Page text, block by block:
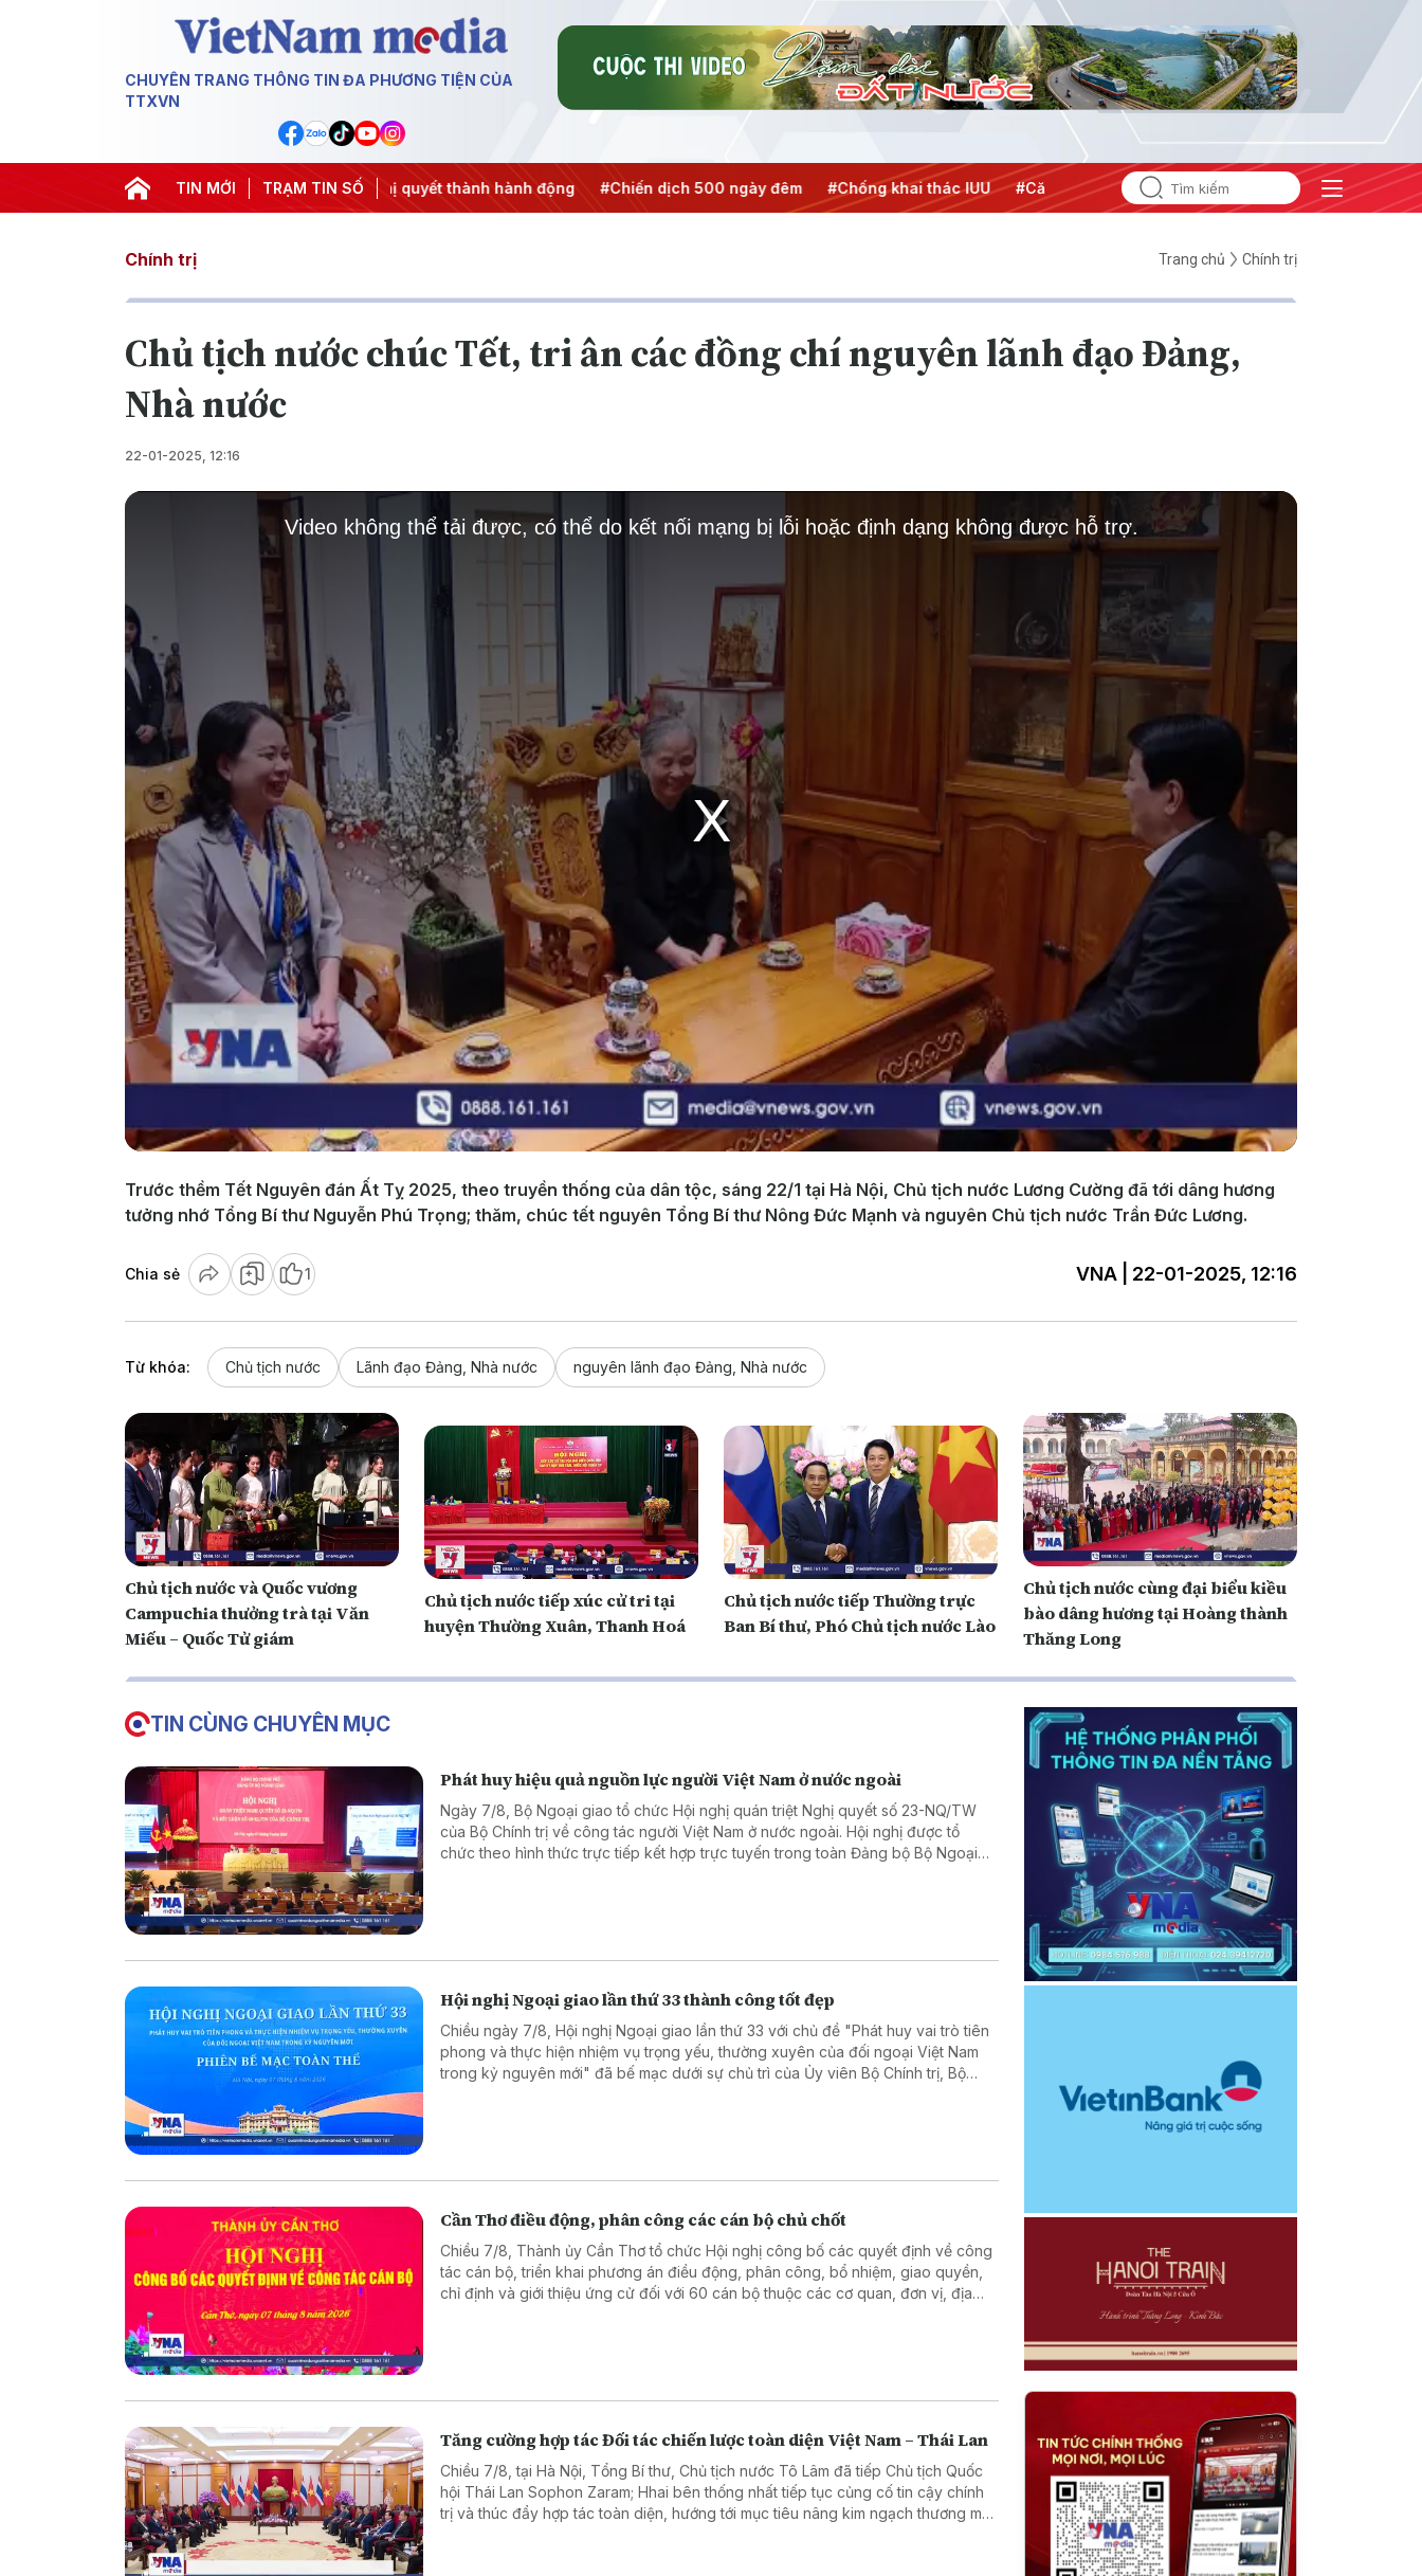
CHUYÊN TRANG THÔNG TIN ĐA PHƯƠNG TIỆN CỦA
TTXVN
TIN MỚI TRẠM TIN SỐ
#APEC 2027 #Đưa Nghị quyết thành hành động #Chiến dịch 500 ngày đêm #Chống khai thác IUU #Căng thẳng Trung Đông #An ninh năng lượng #Bảo vệ nền tảng
Chính trị Trang chủ Chính trị
Chủ tịch nước chúc Tết, tri ân các đồng chí nguyên lãnh đạo Đảng,
Nhà nước
22-01-2025, 12:16
Play
Video
This
Video không thể tải được, có thể do kết nối mạng bị lỗi hoặc định dạng không được hỗ trợ.
Trước thềm Tết Nguyên đán Ất Tỵ 2025, theo truyền thống của dân tộc, sáng 22/1 tại Hà Nội, Chủ tịch nước Lương Cường đã tới dâng hương
tưởng nhớ Tổng Bí thư Nguyễn Phú Trọng; thăm, chúc tết nguyên Tổng Bí thư Nông Đức Mạnh và nguyên Chủ tịch nước Trần Đức Lương.
Chia sẻ 1 VNA | 22-01-2025, 12:16
Từ khóa: Chủ tịch nước Lãnh đạo Đảng, Nhà nước nguyên lãnh đạo Đảng, Nhà nước
Chủ tịch nước và Quốc vương
Campuchia thưởng trà tại Văn
Miếu – Quốc Tử giám
Chủ tịch nước tiếp xúc cử tri tại
huyện Thường Xuân, Thanh Hoá
Chủ tịch nước tiếp Thường trực
Ban Bí thư, Phó Chủ tịch nước Lào
Chủ tịch nước cùng đại biểu kiều
bào dâng hương tại Hoàng thành
Thăng Long
TIN CÙNG CHUYÊN MỤC
Phát huy hiệu quả nguồn lực người Việt Nam ở nước ngoài
Ngày 7/8, Bộ Ngoại giao tổ chức Hội nghị quán triệt Nghị quyết số 23-NQ/TW
của Bộ Chính trị về công tác người Việt Nam ở nước ngoài. Hội nghị được tổ
chức theo hình thức trực tiếp kết hợp trực tuyến trong toàn Đảng bộ Bộ Ngoại
Hội nghị Ngoại giao lần thứ 33 thành công tốt đẹp
Chiều ngày 7/8, Hội nghị Ngoại giao lần thứ 33 với chủ đề "Phát huy vai trò tiên
phong và thực hiện nhiệm vụ trọng yếu, thường xuyên của đối ngoại Việt Nam
trong kỷ nguyên mới" đã bế mạc dưới sự chủ trì của Ủy viên Bộ Chính trị, Bộ
Cần Thơ điều động, phân công các cán bộ chủ chốt
Chiều 7/8, Thành ủy Cần Thơ tổ chức Hội nghị công bố các quyết định về công
tác cán bộ, triển khai phương án điều động, phân công, bổ nhiệm, giao quyền,
chỉ định và giới thiệu ứng cử đối với 60 cán bộ thuộc các cơ quan, đơn vị, địa
Tăng cường hợp tác Đối tác chiến lược toàn diện Việt Nam – Thái Lan
Chiều 7/8, tại Hà Nội, Tổng Bí thư, Chủ tịch nước Tô Lâm đã tiếp Chủ tịch Quốc
hội Thái Lan Sophon Zaram; Hhai bên thống nhất tiếp tục củng cố tin cậy chính
trị và thúc đẩy hợp tác toàn diện, hướng tới mục tiêu nâng kim ngạch thương mại